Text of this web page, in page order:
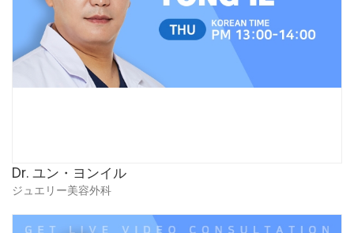
Dr. ユン・ヨンイル
ジュエリー美容外科